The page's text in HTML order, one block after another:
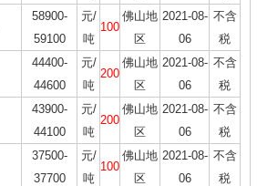
58900-
59100
元/
吨
100
佛山地
区
2021-08-
06
不含
税
44400-
44600
元/
吨
200
佛山地
区
2021-08-
06
不含
税
43900-
44100
元/
吨
200
佛山地
区
2021-08-
06
不含
税
37500-
37700
元/
吨
100
佛山地
区
2021-08-
06
不含
税